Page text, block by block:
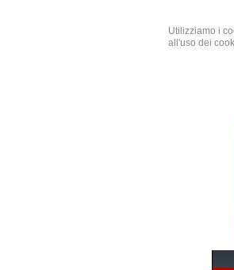
Utilizziamo i
all'uso dei